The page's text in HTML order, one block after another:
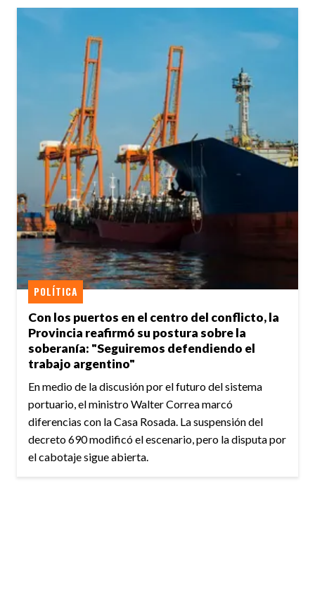
Con los puertos en el centro del conflicto, la
Provincia reafirmó su postura sobre la
soberanía: "Seguiremos defendiendo el
trabajo argentino"
POLÍTICA
En medio de la discusión por el futuro del sistema
portuario, el ministro Walter Correa marcó
diferencias con la Casa Rosada. La suspensión del
decreto 690 modificó el escenario, pero la disputa por
el cabotaje sigue abierta.